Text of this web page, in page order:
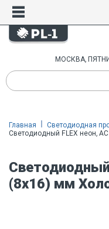
МОСКВА,
Главная Светодиодная
Светодиодный FLEX неон,
(8х16) мм